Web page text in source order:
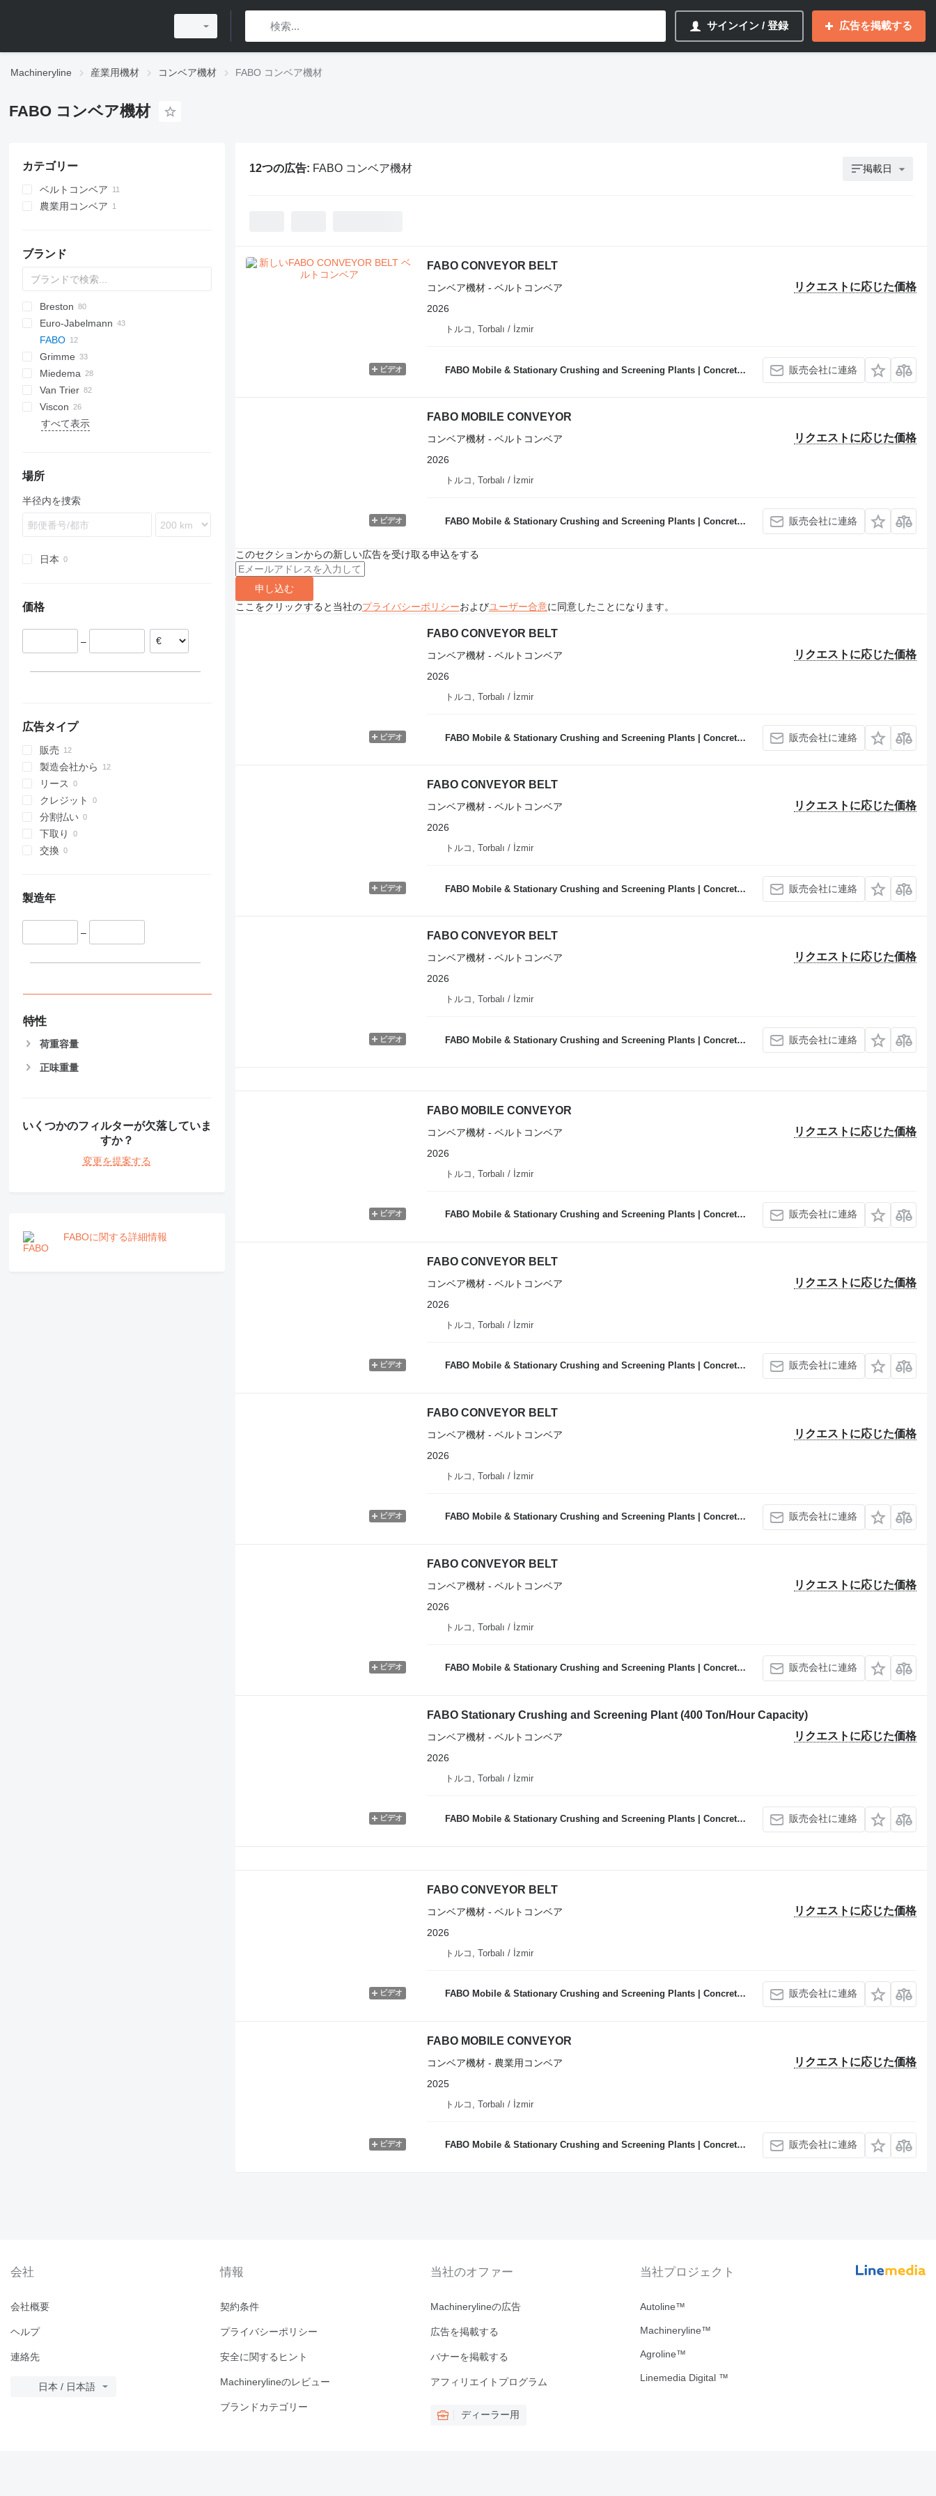
サインイン / 登録 広告を掲載する
Machineryline 産業用機材 コンベア機材 FABO コンベア機材
FABO コンベア機材
カテゴリー
ベルトコンベア
農業用コンベア
ブランド
BM
Breston
Euro-Jabelmann
FABO
Grimme
SE
SL
Miedema
LBV
MC
SB
Van Trier
Viscon
W-series
すべて表示
場所
半径内を捜索
日本
価格
–
広告タイプ
販売
製造会社から
リース
クレジット
分割払い
下取り
交換
製造年
–
特性
荷重容量
正味重量
いくつかのフィルターが欠落していま
すか？
変更を提案する
FABOに関する詳細情報
12つの広告: FABO コンベア機材 掲載日
ビデオ
FABO CONVEYOR BELT
リクエストに応じた価格
コンベア機材 - ベルトコンベア
2026
トルコ, Torbalı / İzmir
FABO Mobile & Stationary Crushing and Screening Plants | Concrete Batching Plants Manufacturer 販売会社に連絡
ビデオ
FABO MOBILE CONVEYOR
リクエストに応じた価格
コンベア機材 - ベルトコンベア
2026
トルコ, Torbalı / İzmir
FABO Mobile & Stationary Crushing and Screening Plants | Concrete Batching Plants Manufacturer 販売会社に連絡
このセクションからの新しい広告を受け取る申込をする
申し込む
ここをクリックすると当社のプライバシーポリシーおよびユーザー合意に同意したことになります。
ビデオ
FABO CONVEYOR BELT
リクエストに応じた価格
コンベア機材 - ベルトコンベア
2026
トルコ, Torbalı / İzmir
FABO Mobile & Stationary Crushing and Screening Plants | Concrete Batching Plants Manufacturer 販売会社に連絡
ビデオ
FABO CONVEYOR BELT
リクエストに応じた価格
コンベア機材 - ベルトコンベア
2026
トルコ, Torbalı / İzmir
FABO Mobile & Stationary Crushing and Screening Plants | Concrete Batching Plants Manufacturer 販売会社に連絡
ビデオ
FABO CONVEYOR BELT
リクエストに応じた価格
コンベア機材 - ベルトコンベア
2026
トルコ, Torbalı / İzmir
FABO Mobile & Stationary Crushing and Screening Plants | Concrete Batching Plants Manufacturer 販売会社に連絡
ビデオ
FABO MOBILE CONVEYOR
リクエストに応じた価格
コンベア機材 - ベルトコンベア
2026
トルコ, Torbalı / İzmir
FABO Mobile & Stationary Crushing and Screening Plants | Concrete Batching Plants Manufacturer 販売会社に連絡
ビデオ
FABO CONVEYOR BELT
リクエストに応じた価格
コンベア機材 - ベルトコンベア
2026
トルコ, Torbalı / İzmir
FABO Mobile & Stationary Crushing and Screening Plants | Concrete Batching Plants Manufacturer 販売会社に連絡
ビデオ
FABO CONVEYOR BELT
リクエストに応じた価格
コンベア機材 - ベルトコンベア
2026
トルコ, Torbalı / İzmir
FABO Mobile & Stationary Crushing and Screening Plants | Concrete Batching Plants Manufacturer 販売会社に連絡
ビデオ
FABO CONVEYOR BELT
リクエストに応じた価格
コンベア機材 - ベルトコンベア
2026
トルコ, Torbalı / İzmir
FABO Mobile & Stationary Crushing and Screening Plants | Concrete Batching Plants Manufacturer 販売会社に連絡
ビデオ
FABO Stationary Crushing and Screening Plant (400 Ton/Hour Capacity)
リクエストに応じた価格
コンベア機材 - ベルトコンベア
2026
トルコ, Torbalı / İzmir
FABO Mobile & Stationary Crushing and Screening Plants | Concrete Batching Plants Manufacturer 販売会社に連絡
ビデオ
FABO CONVEYOR BELT
リクエストに応じた価格
コンベア機材 - ベルトコンベア
2026
トルコ, Torbalı / İzmir
FABO Mobile & Stationary Crushing and Screening Plants | Concrete Batching Plants Manufacturer 販売会社に連絡
ビデオ
FABO MOBILE CONVEYOR
リクエストに応じた価格
コンベア機材 - 農業用コンベア
2025
トルコ, Torbalı / İzmir
FABO Mobile & Stationary Crushing and Screening Plants | Concrete Batching Plants Manufacturer 販売会社に連絡
会社
会社概要
ヘルプ
連絡先
日本 / 日本語
情報
契約条件
プライバシーポリシー
安全に関するヒント
Machinerylineのレビュー
ブランドカテゴリー
当社のオファー
Machinerylineの広告
広告を掲載する
バナーを掲載する
アフィリエイトプログラム
ディーラー用
当社プロジェクト
Autoline™
Machineryline™
Agroline™
Linemedia Digital ™